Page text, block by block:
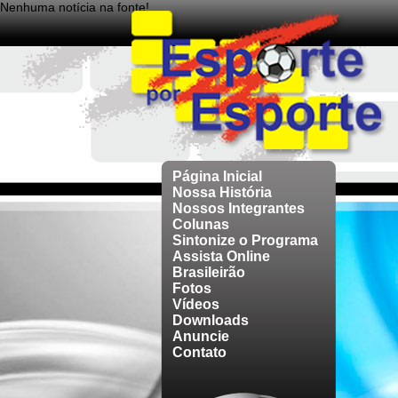
Nenhuma notícia na fonte!
Página Inicial
Nossa História
Nossos Integrantes
Colunas
Sintonize o Programa
Assista Online
Brasileirão
Fotos
Vídeos
Downloads
Anuncie
Contato